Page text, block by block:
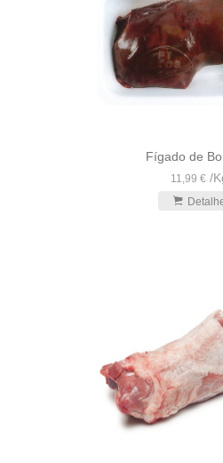
Fígado de
11,99 € /